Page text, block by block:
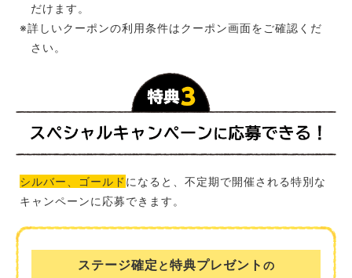
だけます。
※詳しいクーポンの利用条件はクーポン画面をご確認くだ
さい。
シルバー、ゴールド になると、不定期で開催される特別な
キャンペーンに応募できます。
ステージ確定 と特典プレゼント の